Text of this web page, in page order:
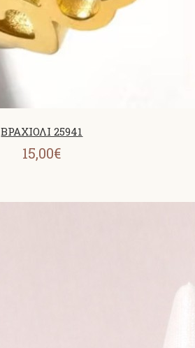
ΒΡΑΧΙΟΛΙ 25941
15,00€